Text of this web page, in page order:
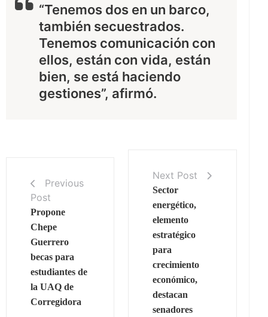
“Tenemos dos en un barco,
también secuestrados.
Tenemos comunicación con
ellos, están con vida, están
bien, se está haciendo
gestiones”, afirmó.
Previous
Post
Propone
Chepe
Guerrero
becas para
estudiantes de
la UAQ de
Corregidora
Next Post
Sector
energético,
elemento
estratégico
para
crecimiento
económico,
destacan
senadores